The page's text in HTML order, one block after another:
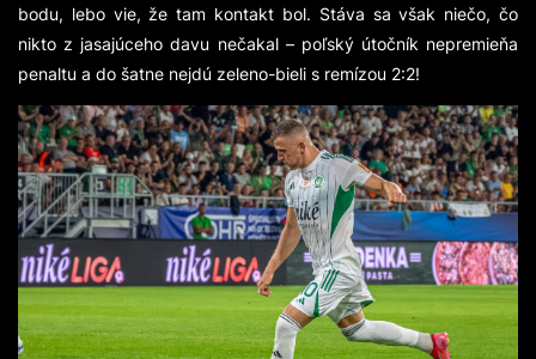
bodu, lebo vie, že tam kontakt bol. Stáva sa však niečo, čo
nikto z jasajúceho davu nečakal – poľský útočník nepremieňa
penaltu a do šatne nejdú zeleno-bieli s remízou 2:2!